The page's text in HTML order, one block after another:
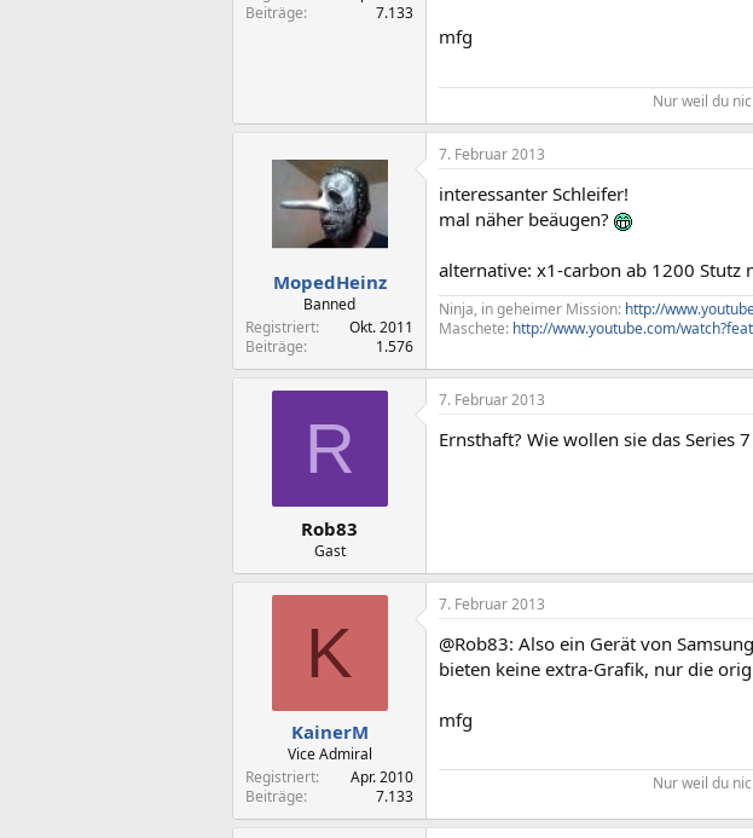
Beiträge
7.133
mfg
Nur weil du
MopedHeinz
Banned
Registriert
Okt. 2011
Beiträge
1.576
7. Februar 2013
interessanter Schleifer!
mal näher beäugen?
alternative: x1-carbon ab 1200
Ninja, in geheimer Mission: http://
Maschete: http://www.youtube.com/
R
Rob83
Gast
7. Februar 2013
Ernsthaft? Wie wollen sie das Series
K
KainerM
Vice Admiral
Registriert
Apr. 2010
Beiträge
7.133
7. Februar 2013
@Rob83: Also ein Gerät von
bieten keine extra-Grafik, nur die
mfg
Nur weil du